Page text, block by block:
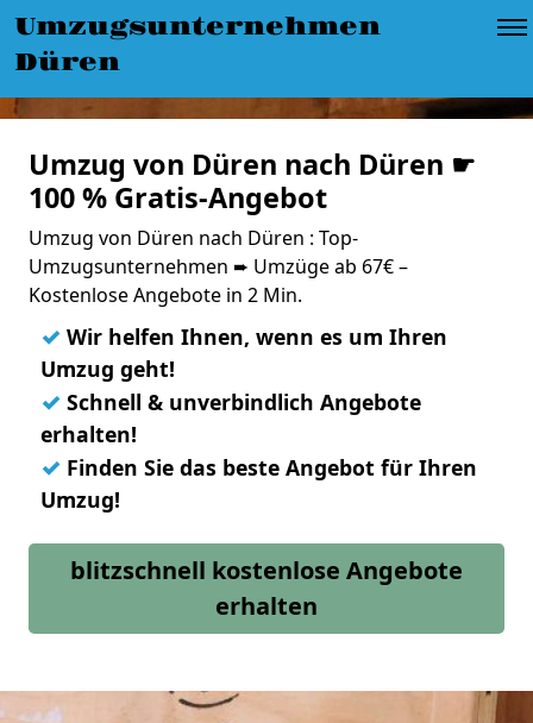
Umzugsunternehmen
Düren
Umzug von Düren nach Düren ☛
100 % Gratis-Angebot
Umzug von Düren nach Düren : Top-
Umzugsunternehmen ➨ Umzüge ab 67€ –
Kostenlose Angebote in 2 Min.
✓ Wir helfen Ihnen, wenn es um Ihren
Umzug geht!
✓ Schnell & unverbindlich Angebote
erhalten!
✓ Finden Sie das beste Angebot für Ihren
Umzug!
blitzschnell kostenlose Angebote
erhalten